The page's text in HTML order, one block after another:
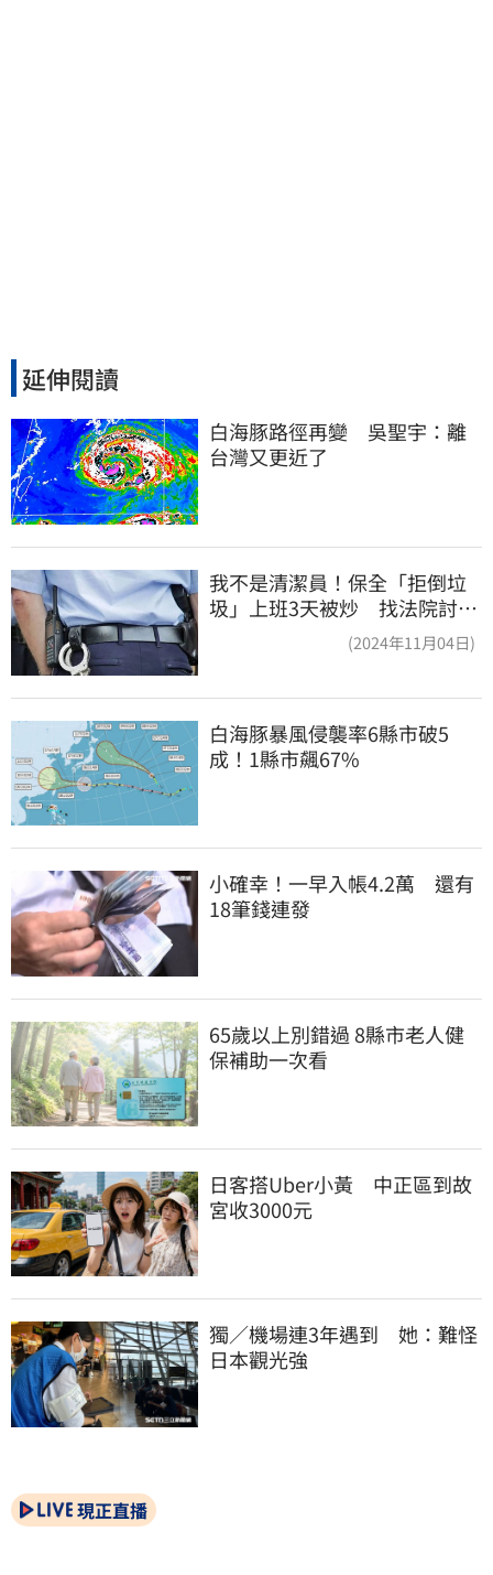
延伸閱讀
白海豚路徑再變　吳聖宇：離
台灣又更近了
我不是清潔員！保全「拒倒垃
圾」上班3天被炒 找法院討公
(2024年11月04日)
白海豚暴風侵襲率6縣市破5
成！1縣市飆67%
小確幸！一早入帳4.2萬　還有
18筆錢連發
65歲以上別錯過 8縣市老人健
保補助一次看
日客搭Uber小黃　中正區到故
宮收3000元
獨／機場連3年遇到　她：難怪
日本觀光強
現正直播